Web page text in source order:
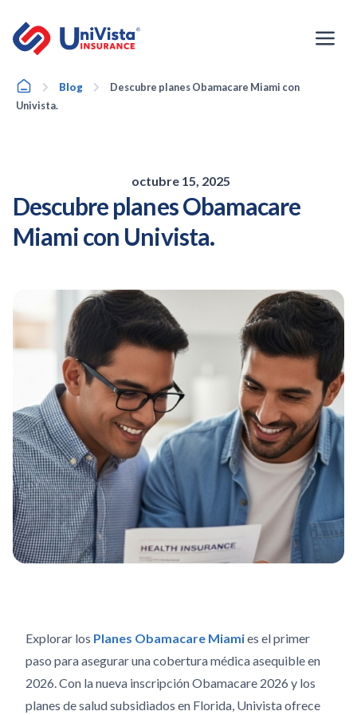
contenido
HomeBlog
Descubre planes Obamacare Miami con
Univista.
octubre 15, 2025
Descubre planes Obamacare
Miami con Univista.
Explorar los Planes Obamacare Miamies el primer
paso para asegurar una cobertura médica asequible en
2026. Con la nueva inscripción Obamacare 2026 y los
planes de salud subsidiados en Florida, Univista ofrece